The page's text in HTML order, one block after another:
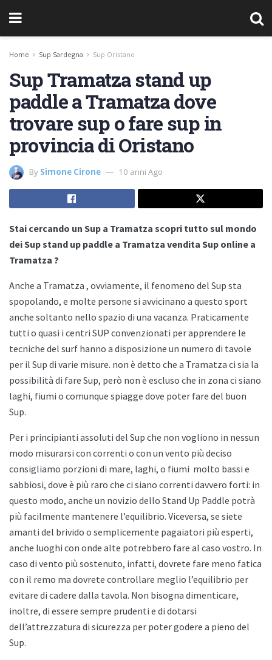
Home Sup Sardegna Sup Oristano
Sup Tramatza stand up
paddle a Tramatza dove
trovare sup o fare sup in
provincia di Oristano
By Simone Cirone 10 anni Ago
Stai cercando un Sup a Tramatza scopri tutto sul mondo
dei Sup stand up paddle a Tramatza vendita Sup online a
Tramatza ?
Anche a Tramatza , ovviamente, il fenomeno del Sup sta
spopolando, e molte persone si avvicinano a questo sport
anche soltanto nello spazio di una vacanza. Praticamente
tutti o quasi i centri SUP convenzionati per apprendere le
tecniche del surf hanno a disposizione un numero di tavole
per il Sup di varie misure. non è detto che a Tramatza ci sia la
possibilità di fare Sup, però non è escluso che in zona ci siano
laghi, fiumi o comunque spiagge dove poter fare del buon
Sup.
Per i principianti assoluti del Sup che non vogliono in nessun
modo misurarsi con correnti o con un vento più deciso
consigliamo porzioni di mare, laghi, o fiumi molto bassi e
sabbiosi, dove è più raro che ci siano correnti davvero forti: in
questo modo, anche un novizio dello Stand Up Paddle potrà
più facilmente mantenere l’equilibrio. Viceversa, se siete
amanti del brivido o semplicemente pagaiatori più esperti,
anche luoghi con onde alte potrebbero fare al caso vostro. In
caso di vento più sostenuto, infatti, dovrete fare meno fatica
con il remo ma dovrete controllare meglio l’equilibrio per
evitare di cadere dalla tavola. Non bisogna dimenticare,
inoltre, di essere sempre prudenti e di dotarsi
dell’attrezzatura di sicurezza per poter godere a pieno del
Sup.